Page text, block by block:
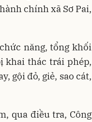
chính xã Sơ Pai,
năng, tổng khối
khai thác trái phép,
gội đỏ, giẻ, sao cát,
qua điều tra, Công